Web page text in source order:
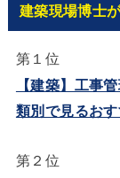
建築現場博士
第１位
【建築】工事
類別で見るおす
第２位